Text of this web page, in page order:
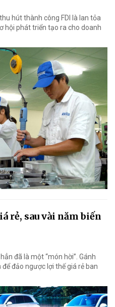
hút thành công FDI là lan tỏa
hội phát triển tạo ra cho doanh
rẻ, sau vài năm biến
đã là một “món hời”. Gánh
đảo ngược lợi thế giá rẻ ban